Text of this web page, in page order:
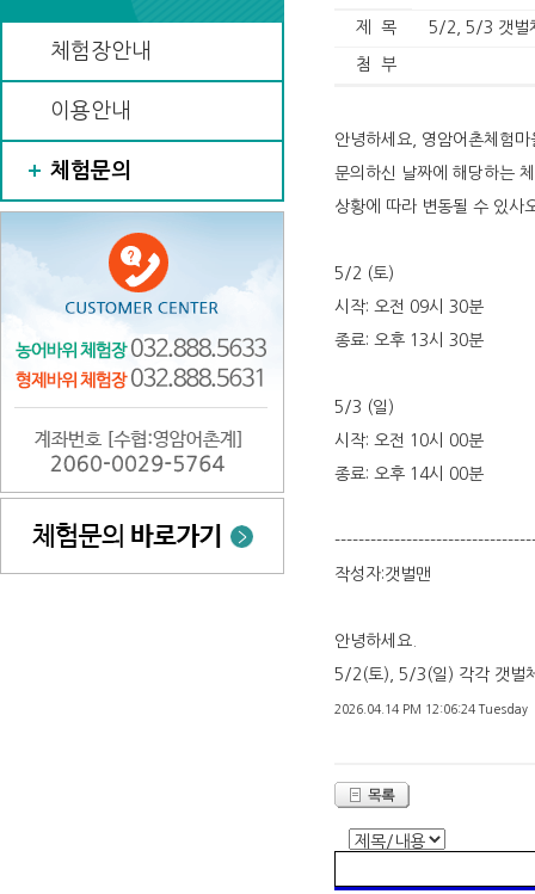
체험장안내
이용안내
체험문의
제 목 5/2, 5/3 갯벌
첨 부
안녕하세요, 영암어촌체험마
문의하신 날짜에 해당하는
상황에 따라 변동될 수 있사
5/2 (토)
시작: 오전 09시 30분
종료: 오후 13시 30분
5/3 (일)
시작: 오전 10시 00분
종료: 오후 14시 00분
작성자:갯벌맨
안녕하세요.
5/2(토), 5/3(일) 각각 갯벌
2026.04.14 PM 12:06:24 Tuesday